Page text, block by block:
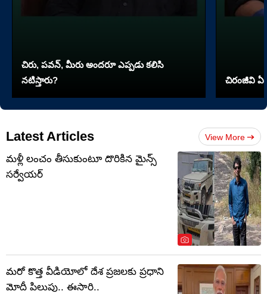
చిరు, పవన్, మీరు అందరూ ఎప్పడు కలిసి
నటిస్తారు?
చిరంజీవి ఏ
Latest Articles View More
మళ్లీ లంచం తీసుకుంటూ దొరికిన మైన్స్
సర్వేయర్
మరో కొత్త వీడియోలో దేశ ప్రజలకు ప్రధాని
మోదీ పిలుపు.. ఈసారి..